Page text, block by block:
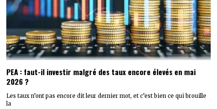
PEA : faut-il investir malgré des taux encore élevés en mai
2026 ?
Les taux n’ont pas encore dit leur dernier mot, et c’est bien ce qui brouille
la